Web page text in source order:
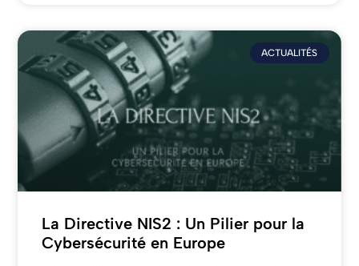
ACTUALITÉS
La Directive NIS2 : Un Pilier pour la
Cybersécurité en Europe